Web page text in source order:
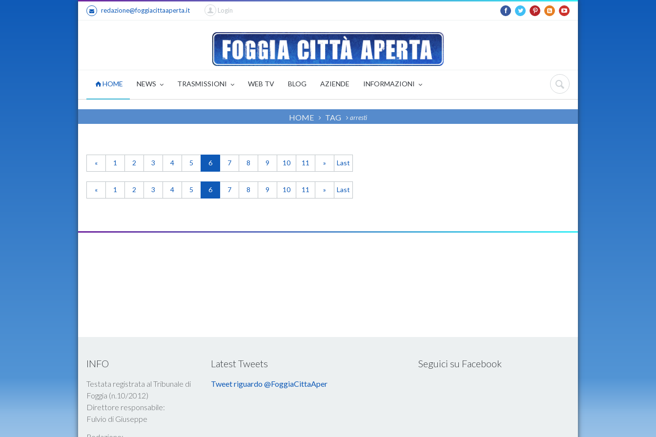
redazione@foggiacittaaperta.it Login
HOME NEWS TRASMISSIONI WEB TV BLOG AZIENDE INFORMAZIONI
HOME TAG arresti
« 1 2 3 4 5 6 7 8 9 10 11 » Last
« 1 2 3 4 5 6 7 8 9 10 11 » Last
INFO
Testata registrata al Tribunale di
Foggia (n.10/2012)
Direttore responsabile:
Fulvio di Giuseppe
Latest Tweets
Tweet riguardo @FoggiaCittaAper
Seguici su Facebook